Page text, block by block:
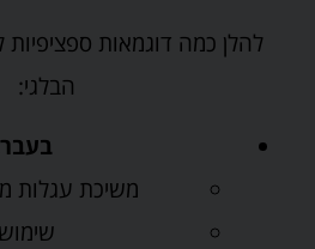
להלן כמה דוגמאות
הבלגי:
משיכת עגלות